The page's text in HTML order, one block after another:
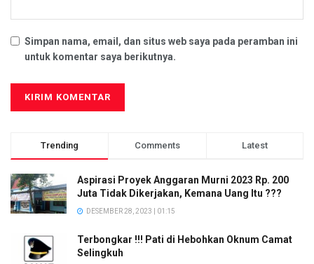
Simpan nama, email, dan situs web saya pada peramban ini
untuk komentar saya berikutnya.
Trending Comments Latest
Aspirasi Proyek Anggaran Murni 2023 Rp. 200
Juta Tidak Dikerjakan, Kemana Uang Itu ???
DESEMBER 28, 2023 | 01:15
Terbongkar !!! Pati di Hebohkan Oknum Camat
Selingkuh